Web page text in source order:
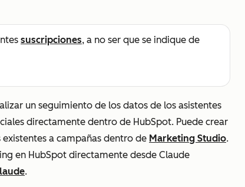
suscripciones, a no ser que se indique de
un seguimiento de los datos de los asistentes
directamente dentro de HubSpot. Puede crear
a campañas dentro de Marketing Studio.
en HubSpot directamente desde Claude
.